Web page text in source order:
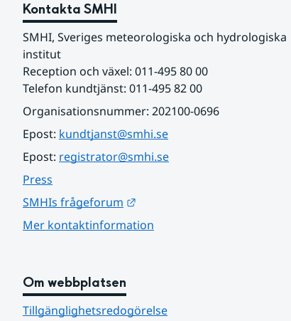
Kontakta SMHI
SMHI, Sveriges meteorologiska och hydrologiska
institut
Reception och växel: 011-495 80 00
Telefon kundtjänst: 011-495 82 00
Organisationsnummer: 202100-0696
Epost: kundtjanst@smhi.se
Epost: registrator@smhi.se
Press
SMHIs frågeforum
Mer kontaktinformation
Om webbplatsen
Tillgänglighetsredogörelse